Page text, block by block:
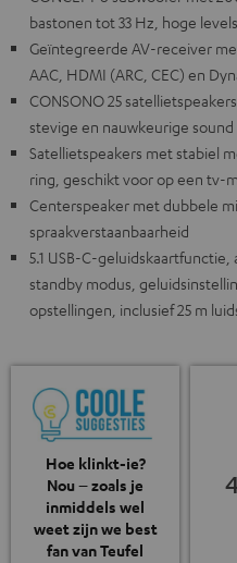
bastonen tot 33 Hz, hoge
Geïntegreerde AV-receiver
AAC, HDMI (ARC, CEC) en
CONSONO 25
stevige en nauwkeurige sound
Satellietspeakers met stabiel
ring, geschikt voor op een tv-
Centerspeaker met dubbele
spraakverstaanbaarheid
5.1 USB-C-
standby modus,
opstellingen, inclusief 25 m
Hoe klinkt-ie?
Nou – zoals je
inmiddels wel
weet zijn we best
fan van Teufel